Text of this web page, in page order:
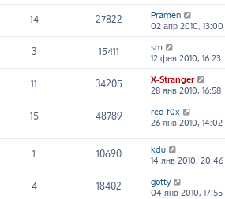
14 27822
Pramen
02 апр 2010, 13:00
3 15411
sm
12 фев 2010, 16:23
11 34205
X-Stranger
28 янв 2010, 16:58
15 48789
red f0x
26 янв 2010, 14:02
1 10690
kdu
14 янв 2010, 20:46
4 18402
gotty
04 янв 2010, 17:55